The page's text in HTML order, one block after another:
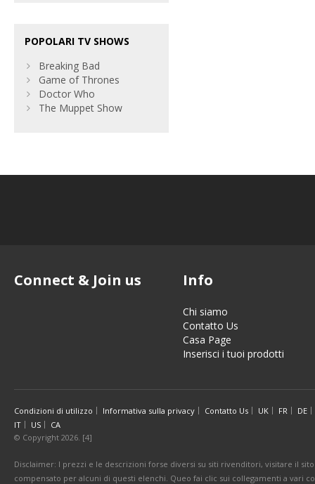
POPOLARI TV SHOWS
Breaking Bad
Game of Thrones
Doctor Who
The Muppet Show
Connect & Join us Info
Chi siamo
Contatto Us
Casa Page
Inserisci i tuoi prodotti
Condizioni di utilizzo Informativa sulla privacy Contatto Us UK FR
DE
IT
US
CA
© Copyright 2026. [4]
Disclaimer: I prezzi e le descrizioni forse diversi su siti rivenditori, visitare il
compensato per alcuni di questi elenchi. Queo fai clic sui collegamenti a vari